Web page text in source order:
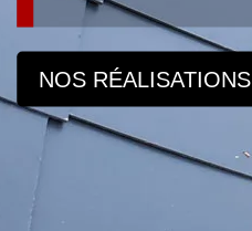
NOS RÉALISATIONS